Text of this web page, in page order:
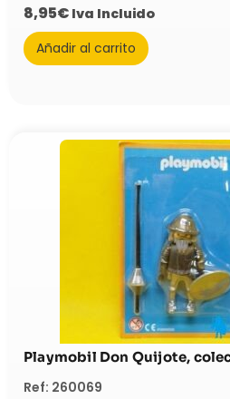
8,95€ Iva Incluido
Añadir al carrito
Playmobil Don Quijote,
Ref: 260069